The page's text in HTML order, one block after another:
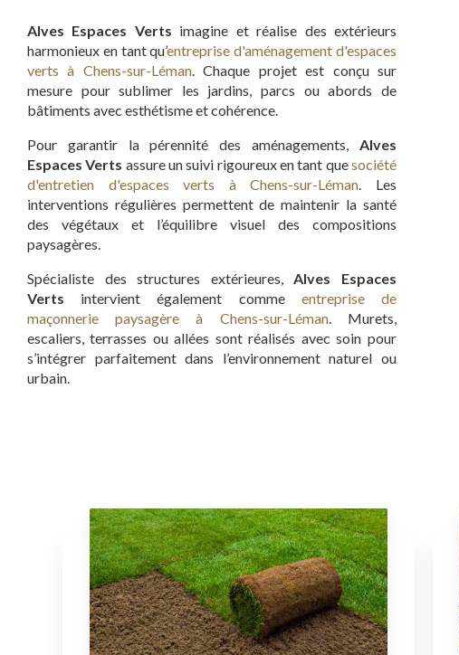
Alves Espaces Verts imagine et réalise des extérieurs
harmonieux en tant qu’entreprise d'aménagement d'espaces
verts à Chens-sur-Léman. Chaque projet est conçu sur
mesure pour sublimer les jardins, parcs ou abords de
bâtiments avec esthétisme et cohérence.
Pour garantir la pérennité des aménagements, Alves
Espaces Verts assure un suivi rigoureux en tant quesociété
d'entretien d'espaces verts à Chens-sur-Léman . Les
interventions régulières permettent de maintenir la santé
des végétaux et l’équilibre visuel des compositions
paysagères.
Spécialiste des structures extérieures, Alves Espaces
Verts intervient également comme entreprise de
maçonnerie paysagère à Chens-sur-Léman. Murets,
escaliers, terrasses ou allées sont réalisés avec soin pour
s’intégrer parfaitement dans l’environnement naturel ou
urbain.